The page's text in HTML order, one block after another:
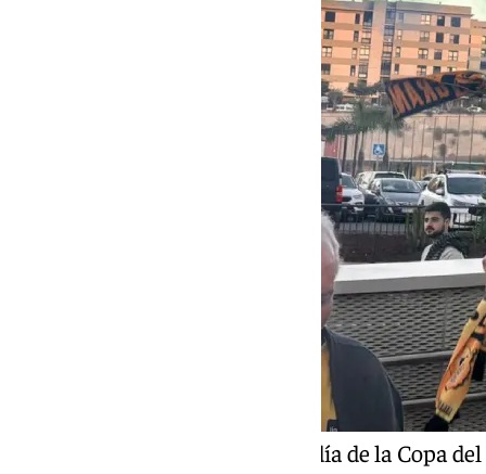
Un momento del segundo día de la Copa